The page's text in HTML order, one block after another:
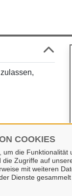
COOKIES
um die
Zugriffe auf
mit weiteren
Dienste gesammelt